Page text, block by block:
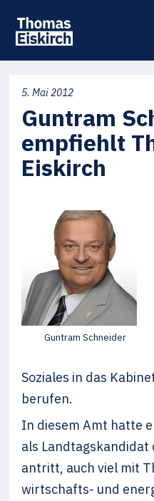
5. Mai 2012
Guntram
empfiehlt
Eiskirch
Guntram Schneider
Soziales in das
berufen.
In diesem Amt hatte
als Landtagskandidat
antritt, auch viel mit
wirtschafts- und